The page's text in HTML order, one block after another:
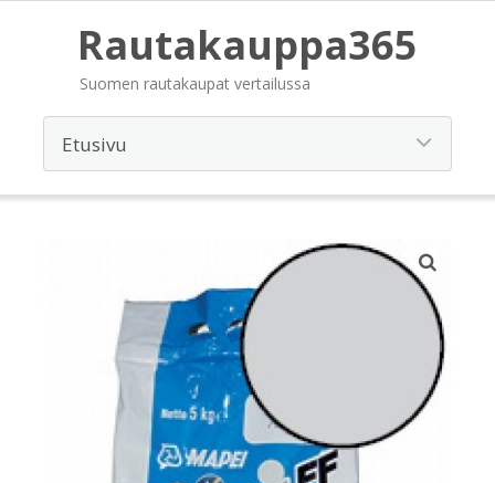
Rautakauppa365
Suomen rautakaupat vertailussa